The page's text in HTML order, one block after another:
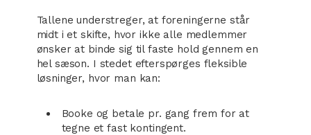
Tallene understreger, at foreningerne står
midt i et skifte, hvor ikke alle medlemmer
ønsker at binde sig til faste hold gennem en
hel sæson. I stedet efterspørges fleksible
løsninger, hvor man kan:
Booke og betale pr. gang frem for at
tegne et fast kontingent.